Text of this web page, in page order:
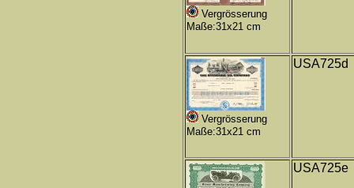
Vergrösserung
Maße:31x21 cm
Vergrösserung
Maße:31x21 cm
USA725d
USA725e